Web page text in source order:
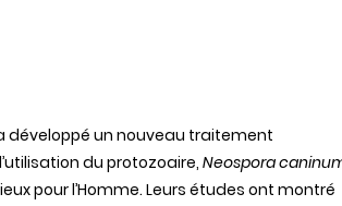
a développé un nouveau traitement
du protozoaire,Neospora
pour l’Homme. Leurs études ont montré